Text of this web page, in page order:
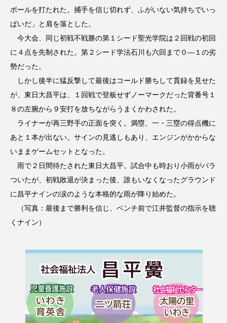
ボールを打たれた。捕手を信じ切れず、ふがいない気持ちでいっ
ぱいだ」と肩を落とした。
今大会、同じ初戦不戦勝の第１シード聖光学院は２回戦の初回
に４点を先制された。第２シード学法石川も六回まで０―１の劣
勢だった。
しかし後半に猛反撃して最後はコールド勝ちして貫録を見せた
が、東日大昌平は、１回戦で登板せずノーマークだった背番号１
８の左腕から９安打を放ちながらうまくかわされた。
ライナーが再三野手の正面を突く。満塁、一・三塁の得点機に
あと１本が出ない。サインの見逃しもあり、エンジンがかからな
いままゲームセットとなった。
雨で２日間待たされた東日大昌平。試合中も時おり小雨がパラ
ついたが、初戦敗退が決まった後、誰もいなくなったグラウンド
に昌平ナインの涙のような本格的な雨が降り始めた。
（写真：最後まで勝利を信じ、ベンチ前で江井監督の指示を聴
くナイン）